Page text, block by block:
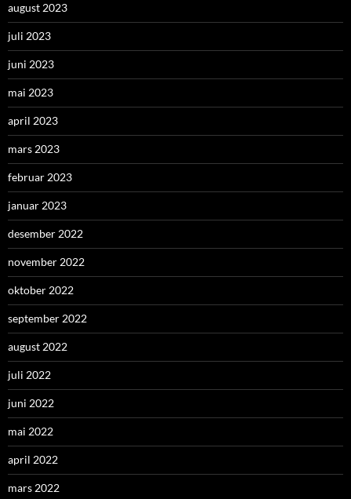
august 2023
juli 2023
juni 2023
mai 2023
april 2023
mars 2023
februar 2023
januar 2023
desember 2022
november 2022
oktober 2022
september 2022
august 2022
juli 2022
juni 2022
mai 2022
april 2022
mars 2022